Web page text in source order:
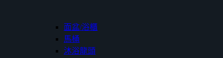
面盆/浴櫃
馬桶
沐浴龍頭